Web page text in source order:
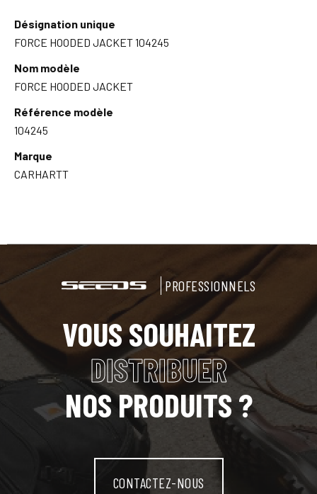
Désignation unique
FORCE HOODED JACKET 104245
Nom modèle
FORCE HOODED JACKET
Référence modèle
104245
Marque
CARHARTT
PROFESSIONNELS
VOUS SOUHAITEZ
DISTRIBUER
NOS PRODUITS ?
CONTACTEZ-NOUS